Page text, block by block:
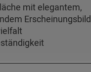
mit elegantem,
Erscheinungsbild